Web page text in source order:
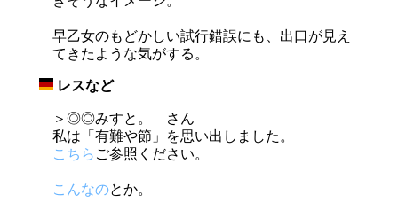
早乙女のもどかしい試行錯誤にも、出口が見え
てきたような気がする。
レスなど
＞◎◎みすと。 さん
私は「有難や節」を思い出しました。
こちら ご参照ください。
こんなのとか。